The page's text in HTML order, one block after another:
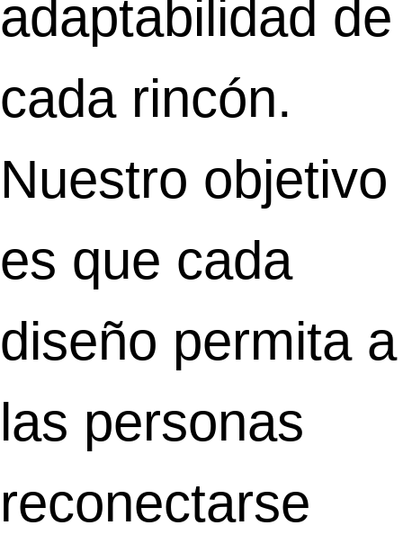
adaptabilidad de
cada rincón.
Nuestro objetivo
es que cada
diseño permita a
las personas
reconectarse